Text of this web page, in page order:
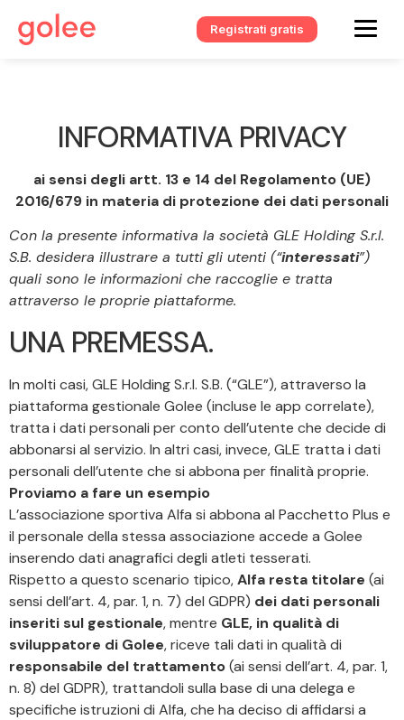
Registrati gratis
INFORMATIVA PRIVACY
ai sensi degli artt. 13 e 14 del Regolamento (UE)
2016/679 in materia di protezione dei dati personali
Con la presente informativa la società GLE Holding S.r.l.
S.B. desidera illustrare a tutti gli utenti (“interessati”)
quali sono le informazioni che raccoglie e tratta
attraverso le proprie piattaforme.
UNA PREMESSA.
In molti casi, GLE Holding S.r.l. S.B. (“GLE”), attraverso la
piattaforma gestionale Golee (incluse le app correlate),
tratta i dati personali per conto dell’utente che decide di
abbonarsi al servizio. In altri casi, invece, GLE tratta i dati
personali dell’utente che si abbona per finalità proprie.
Proviamo a fare un esempio
L’associazione sportiva Alfa si abbona al Pacchetto Plus e
il personale della stessa associazione accede a Golee
inserendo dati anagrafici degli atleti tesserati.
Rispetto a questo scenario tipico,Alfa resta titolare (ai
sensi dell’art. 4, par. 1, n. 7) del GDPR) dei dati personali
inseriti sul gestionale, mentre GLE, in qualità di
sviluppatore di Golee, riceve tali dati in qualità di
responsabile del trattamento(ai sensi dell’art. 4, par. 1,
n. 8) del GDPR), trattandoli sulla base di una delega e
specifiche istruzioni di Alfa, che ha deciso di affidarsi a